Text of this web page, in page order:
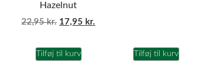
Hazelnut
22,95kr. 17,95 kr.
Tilføj til kurv Tilføj til kurv